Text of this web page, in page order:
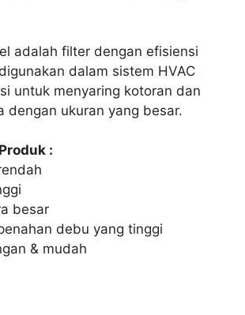
adalah filter dengan efisiensi
dalam sistem HVAC
untuk menyaring kotoran dan
dengan ukuran yang besar.
:
besar
debu yang tinggi
& mudah